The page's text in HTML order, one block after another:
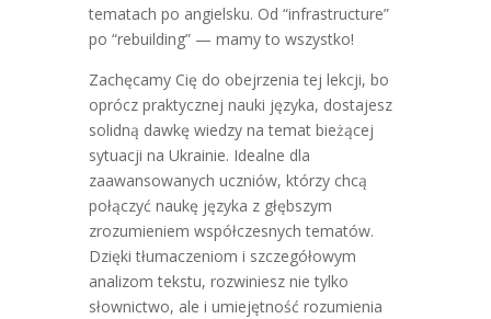
tematach po angielsku. Od “infrastructure”
po “rebuilding” — mamy to wszystko!
Zachęcamy Cię do obejrzenia tej lekcji, bo
oprócz praktycznej nauki języka, dostajesz
solidną dawkę wiedzy na temat bieżącej
sytuacji na Ukrainie. Idealne dla
zaawansowanych uczniów, którzy chcą
połączyć naukę języka z głębszym
zrozumieniem współczesnych tematów.
Dzięki tłumaczeniom i szczegółowym
analizom tekstu, rozwiniesz nie tylko
słownictwo, ale i umiejętność rozumienia